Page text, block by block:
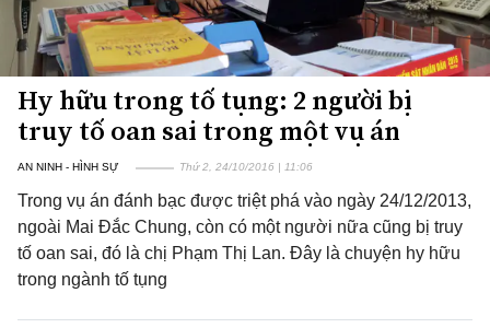
Hy hữu trong tố tụng: 2 người bị
truy tố oan sai trong một vụ án
AN NINH - HÌNH SỰ Thứ 2, 24/10/2016 | 11:06
Trong vụ án đánh bạc được triệt phá vào ngày 24/12/2013,
ngoài Mai Đắc Chung, còn có một người nữa cũng bị truy
tố oan sai, đó là chị Phạm Thị Lan. Đây là chuyện hy hữu
trong ngành tố tụng